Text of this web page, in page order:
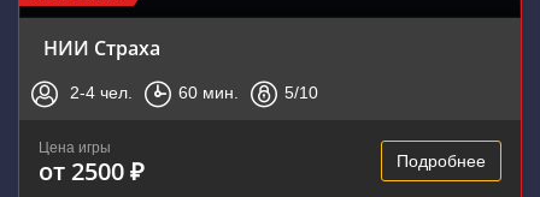
НИИ Страха
2-4 чел. 60 мин. 5/10
Цена игры
от 2500 ₽ Подробнее